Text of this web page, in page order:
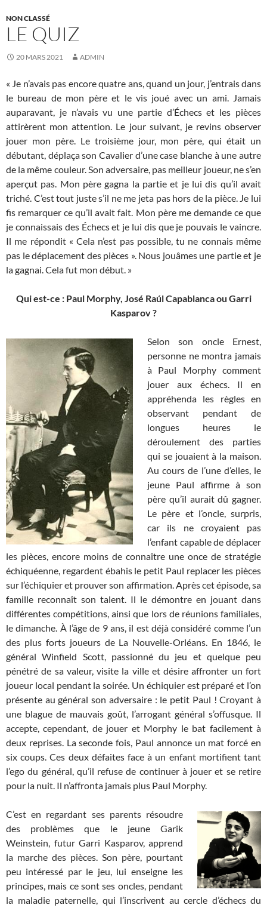
NON CLASSÉ
LE QUIZ
20 MARS 2021 ADMIN
« Je n’avais pas encore quatre ans, quand un jour, j’entrais dans
le bureau de mon père et le vis joué avec un ami. Jamais
auparavant, je n’avais vu une partie d’Échecs et les pièces
attirèrent mon attention. Le jour suivant, je revins observer
jouer mon père. Le troisième jour, mon père, qui était un
débutant, déplaça son Cavalier d’une case blanche à une autre
de la même couleur. Son adversaire, pas meilleur joueur, ne s’en
aperçut pas. Mon père gagna la partie et je lui dis qu’il avait
triché. C’est tout juste s’il ne me jeta pas hors de la pièce. Je lui
fis remarquer ce qu’il avait fait. Mon père me demande ce que
je connaissais des Échecs et je lui dis que je pouvais le vaincre.
Il me répondit « Cela n’est pas possible, tu ne connais même
pas le déplacement des pièces ». Nous jouâmes une partie et je
la gagnai. Cela fut mon début. »
Qui est-ce : Paul Morphy, José Raúl Capablanca ou Garri
Kasparov ?
Selon son oncle Ernest,
personne ne montra jamais
à Paul Morphy comment
jouer aux échecs. Il en
appréhenda les règles en
observant pendant de
longues heures le
déroulement des parties
qui se jouaient à la maison.
Au cours de l’une d’elles, le
jeune Paul affirme à son
père qu’il aurait dû gagner.
Le père et l’oncle, surpris,
car ils ne croyaient pas
l’enfant capable de déplacer
les pièces, encore moins de connaître une once de stratégie
échiquéenne, regardent ébahis le petit Paul replacer les pièces
sur l’échiquier et prouver son affirmation. Après cet épisode, sa
famille reconnaît son talent. Il le démontre en jouant dans
différentes compétitions, ainsi que lors de réunions familiales,
le dimanche. À l’âge de 9 ans, il est déjà considéré comme l’un
des plus forts joueurs de La Nouvelle-Orléans. En 1846, le
général Winfield Scott, passionné du jeu et quelque peu
pénétré de sa valeur, visite la ville et désire affronter un fort
joueur local pendant la soirée. Un échiquier est préparé et l’on
présente au général son adversaire : le petit Paul ! Croyant à
une blague de mauvais goût, l’arrogant général s’offusque. Il
accepte, cependant, de jouer et Morphy le bat facilement à
deux reprises. La seconde fois, Paul annonce un mat forcé en
six coups. Ces deux défaites face à un enfant mortifient tant
l’ego du général, qu’il refuse de continuer à jouer et se retire
pour la nuit. Il n’affronta jamais plus Paul Morphy.
C’est en regardant ses parents résoudre
des problèmes que le jeune Garik
Weinstein, futur Garri Kasparov, apprend
la marche des pièces. Son père, pourtant
peu intéressé par le jeu, lui enseigne les
principes, mais ce sont ses oncles, pendant
la maladie paternelle, qui l’inscrivent au cercle d’échecs du